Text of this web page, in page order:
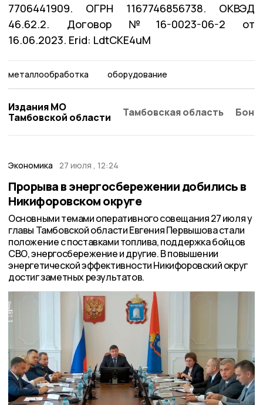
7706441909. ОГРН 1167746856738. ОКВЭД
46.62.2. Договор №16-0023-06-2 от
16.06.2023. Erid: LdtCKE4uM
металлообработка оборудование
Издания МО
Тамбовской области
Тамбовская область
Экономика 27 июля , 12:24
Прорыва в энергосбережении добились в
Никифоровском округе
Основными темами оперативного совещания 27 июля у
главы Тамбовской области Евгения Первышова стали
положение с поставками топлива, поддержка бойцов
СВО, энергосбережение и другие. В повышении
энергетической эффективности Никифоровский округ
достиг заметных результатов.